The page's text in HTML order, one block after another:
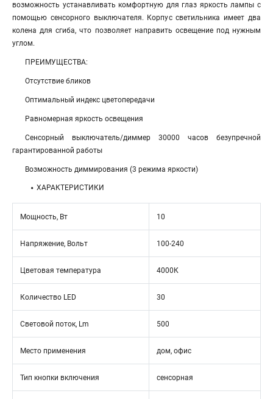
возможность устанавливать комфортную для глаз яркость лампы с
помощью сенсорного выключателя. Корпус светильника имеет два
колена для сгиба, что позволяет направить освещение под нужным
углом.
ПРЕИМУЩЕСТВА:
Отсутствие бликов
Оптимальный индекс цветопередачи
Равномерная яркость освещения
Сенсорный выключатель/диммер 30000 часов безупречной
гарантированной работы
Возможность диммирования (3 режима яркости)
ХАРАКТЕРИСТИКИ
Мощность, Вт 10
Напряжение, Вольт 100-240
Цветовая температура 4000К
Количество LED 30
Световой поток, Lm 500
Место применения дом, офис
Тип кнопки включения сенсорная